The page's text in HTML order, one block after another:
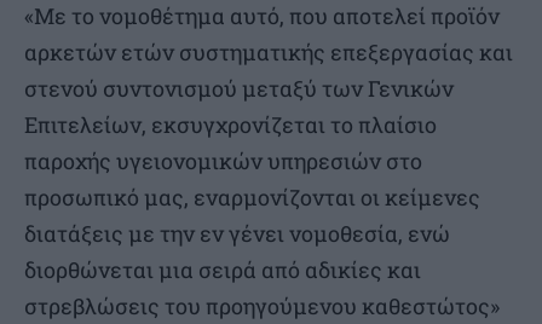
«Με το νομοθέτημα αυτό, που αποτελεί προϊόν
αρκετών ετών συστηματικής επεξεργασίας και
στενού συντονισμού μεταξύ των Γενικών
Επιτελείων, εκσυγχρονίζεται το πλαίσιο
παροχής υγειονομικών υπηρεσιών στο
προσωπικό μας, εναρμονίζονται οι κείμενες
διατάξεις με την εν γένει νομοθεσία, ενώ
διορθώνεται μια σειρά από αδικίες και
στρεβλώσεις του προηγούμενου καθεστώτος»